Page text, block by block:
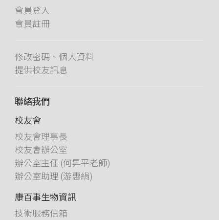
會員登入
會員註冊
修改密碼、個人資料
提供校友訊息
聯絡我們
校友會
校友會理事長
校友會辦公室
辦公室主任 (何昇平老師)
辦公室助理 (游惠絹)
康百事生物資訊
技術服務信箱